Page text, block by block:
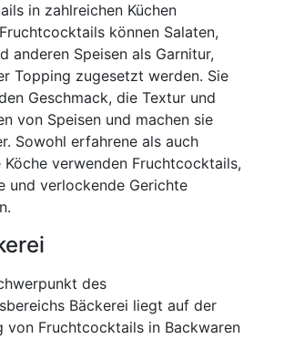
in zahlreichen Küchen
können Salaten,
anderen Speisen als Garnitur,
Topping zugesetzt werden. Sie
Geschmack, die Textur und
von Speisen und machen sie
Sowohl erfahrene als auch
Köche verwenden Fruchtcocktails,
und verlockende Gerichte
des
Bäckerei liegt auf der
von Fruchtcocktails in Backwaren